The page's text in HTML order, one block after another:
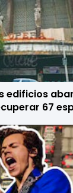
edificios
67